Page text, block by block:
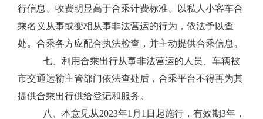
行信息、收费明显高于合乘计费标准、
以私人小客车合
乘名义从事或变相从事非法营运的行为，依法予以查
处。合乘各方应配合执法检查，并主动提供合乘信息。
七 、利用合乘出行从事非法营运的人员、车辆被
市交通运输主管部门依法查处后，合乘平台不得再为其
提供合乘出行供给登记和服务。
八
、本意见从2023年1 月 1 日起施行 ，有效期3年 ，